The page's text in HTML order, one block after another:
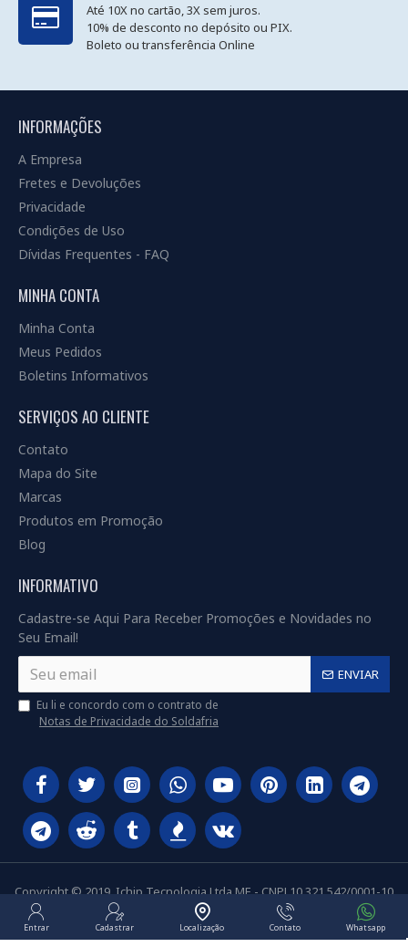
Até 10X no cartão, 3X sem juros.
10% de desconto no depósito ou PIX.
Boleto ou transferência Online
INFORMAÇÕES
A Empresa
Fretes e Devoluções
Privacidade
Condições de Uso
Dívidas Frequentes - FAQ
MINHA CONTA
Minha Conta
Meus Pedidos
Boletins Informativos
SERVIÇOS AO CLIENTE
Contato
Mapa do Site
Marcas
Produtos em Promoção
Blog
INFORMATIVO
Cadastre-se Aqui Para Receber Promoções e Novidades no
Seu Email!
ENVIAR
Eu li e concordo com o contrato de
Notas de Privacidade do Soldafria
Copyright © 2019, Ichip Tecnologia Ltda ME - CNPJ 10.321.542/0001-10
Entrar Cadastrar Localização Contato Whatsapp